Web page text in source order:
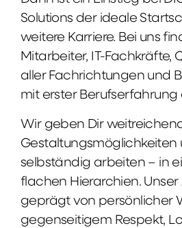
Solutions der ideale
weitere Karriere. Bei uns
Mitarbeiter, IT-Fachkräfte,
aller Fachrichtungen und
mit erster Berufserfahrung
Wir geben Dir
Gestaltungsmöglichkeiten
selbständig arbeiten – in
flachen Hierarchien. Unser
geprägt von persönlicher
gegenseitigem Respekt,